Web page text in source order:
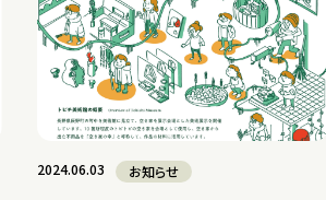
2024.06.03 お知らせ